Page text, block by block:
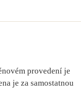
provedení je
je za samostatnou